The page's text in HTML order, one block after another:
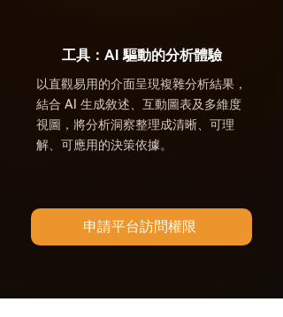
工具：AI 驅動的分析體驗
以直觀易用的介面呈現複雜分析結果，
結合 AI 生成敘述、互動圖表及多維度
視圖，將分析洞察整理成清晰、可理
解、可應用的決策依據。
申請平台訪問權限